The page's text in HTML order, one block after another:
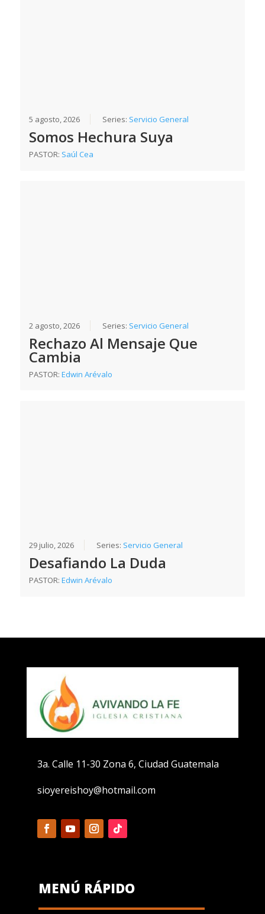
5 agosto, 2026 Series: Servicio General
Somos Hechura Suya
PASTOR: Saúl Cea
2 agosto, 2026 Series: Servicio General
Rechazo Al Mensaje Que
Cambia
PASTOR:Edwin Arévalo
29 julio, 2026 Series: Servicio General
Desafiando La Duda
PASTOR:Edwin Arévalo
3a. Calle 11-30 Zona 6, Ciudad Guatemala
sioyereishoy@hotmail.com
MENÚ RÁPIDO